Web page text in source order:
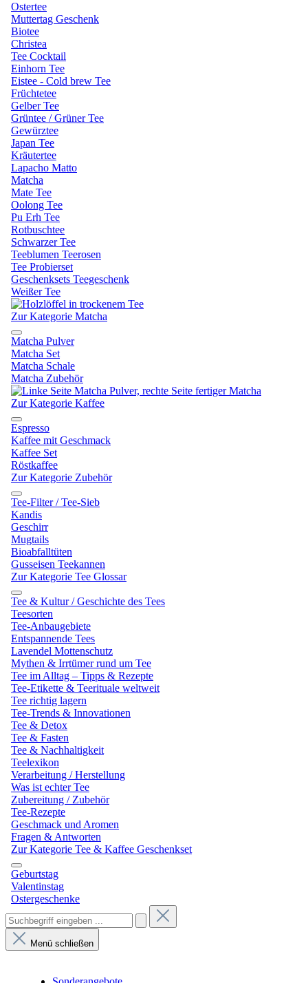
Ostertee
Muttertag Geschenk
Biotee
Christea
Tee Cocktail
Einhorn Tee
Eistee - Cold brew Tee
Früchtetee
Gelber Tee
Grüntee / Grüner Tee
Gewürztee
Japan Tee
Kräutertee
Lapacho Matto
Matcha
Mate Tee
Oolong Tee
Pu Erh Tee
Rotbuschtee
Schwarzer Tee
Teeblumen Teerosen
Tee Probierset
Geschenksets Teegeschenk
Weißer Tee
Zur Kategorie Matcha
Matcha Pulver
Matcha Set
Matcha Schale
Matcha Zubehör
Zur Kategorie Kaffee
Espresso
Kaffee mit Geschmack
Kaffee Set
Röstkaffee
Zur Kategorie Zubehör
Tee-Filter / Tee-Sieb
Kandis
Geschirr
Mugtails
Bioabfalltüten
Gusseisen Teekannen
Zur Kategorie Tee Glossar
Tee & Kultur / Geschichte des Tees
Teesorten
Tee-Anbaugebiete
Entspannende Tees
Lavendel Mottenschutz
Mythen & Irrtümer rund um Tee
Tee im Alltag – Tipps & Rezepte
Tee-Etikette & Teerituale weltweit
Tee richtig lagern
Tee-Trends & Innovationen
Tee & Detox
Tee & Fasten
Tee & Nachhaltigkeit
Teelexikon
Verarbeitung / Herstellung
Was ist echter Tee
Zubereitung / Zubehör
Tee-Rezepte
Geschmack und Aromen
Fragen & Antworten
Zur Kategorie Tee & Kaffee Geschenkset
Geburtstag
Valentinstag
Ostergeschenke
Menü schließen